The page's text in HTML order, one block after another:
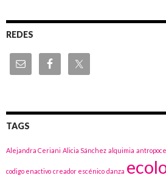
REDES
TAGS
Alejandra Ceriani Alicia Sánchez alquimia
codigo enactivo creador escénico danza